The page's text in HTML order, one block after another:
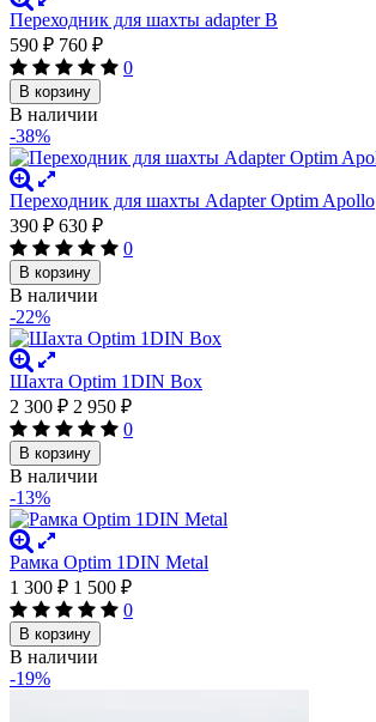
Переходник для шахты adapter B
590 ₽ 760 ₽
0
В корзину
В наличии
-38%
Переходник для шахты Adapter Optim Apollo
390 ₽ 630 ₽
0
В корзину
В наличии
-22%
Шахта Optim 1DIN Box
2 300 ₽ 2 950 ₽
0
В корзину
В наличии
-13%
Рамка Optim 1DIN Metal
1 300 ₽ 1 500 ₽
0
В корзину
В наличии
-19%